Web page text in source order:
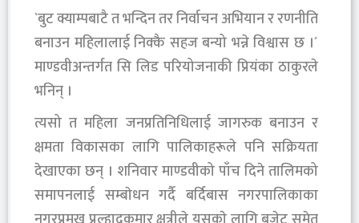
`बुट क्याम्पबाटै त भन्दिन तर निर्वाचन अभियान र रणनीति
बनाउन महिलालाई निक्कै सहज बन्यो भन्ने विश्वास छ ।´
माण्डवीअन्तर्गत सि लिड परियोजनाकी प्रियंका ठाकुरले
भनिन् ।
त्यसो त महिला जनप्रतिनिधिलाई जागरुक बनाउन र
क्षमता विकासका लागि पालिकाहरूले पनि सक्रियता
देखाएका छन् । शनिवार माण्डवीको पाँच दिने तालिमको
समापनलाई सम्बाेधन गर्दै बर्दिबास नगरपालिकाका